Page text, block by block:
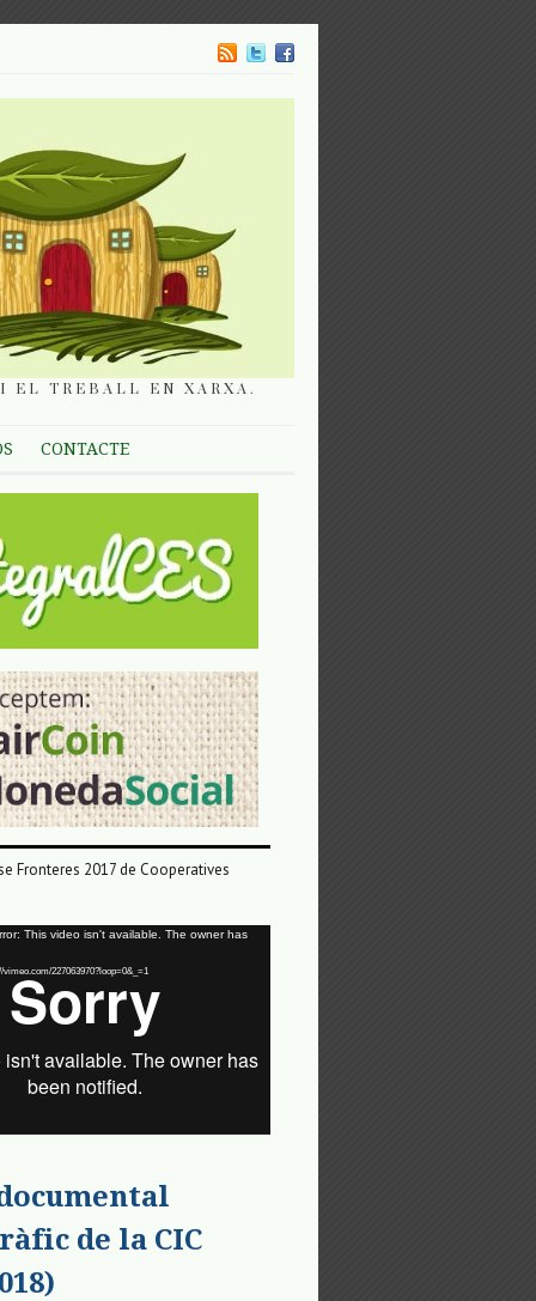
EL TREBALL EN XARXA.
CONTACTE
Fronteres 2017 de Cooperatives
This video isn't available. The owner has
vimeo.com/227063970?loop=0&_=1
de la CIC